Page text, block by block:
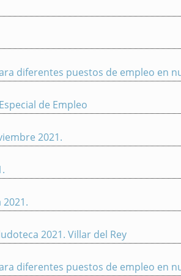
diferentes puestos de empleo en
de Empleo
2021.
2021. Villar del Rey
diferentes puestos de empleo en